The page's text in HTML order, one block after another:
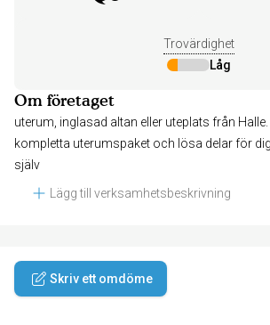
Trovärdighet
Låg
Om företaget
uterum, inglasad altan eller uteplats från
kompletta uterumspaket och lösa delar för
själv
Lägg till verksamhetsbeskrivning
Skriv ett omdöme